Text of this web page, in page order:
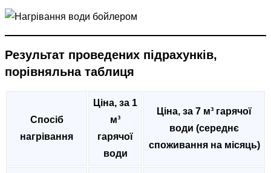
Результат проведених підрахунків,
порівняльна таблиця
Спосіб
нагрівання
Ціна, за 1
м³
гарячої
води
Ціна, за 7 м³ гарячої
води (середнє
споживання на місяць)